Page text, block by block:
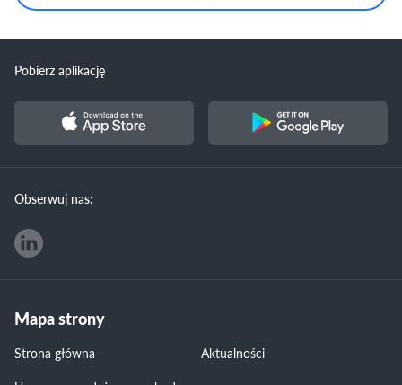
Pobierz aplikację
Obserwuj nas:
Mapa strony
Strona główna
Aktualności